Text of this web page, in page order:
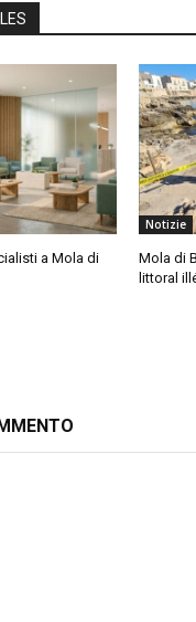
a Mola di
Notizie
Mola di
littoral